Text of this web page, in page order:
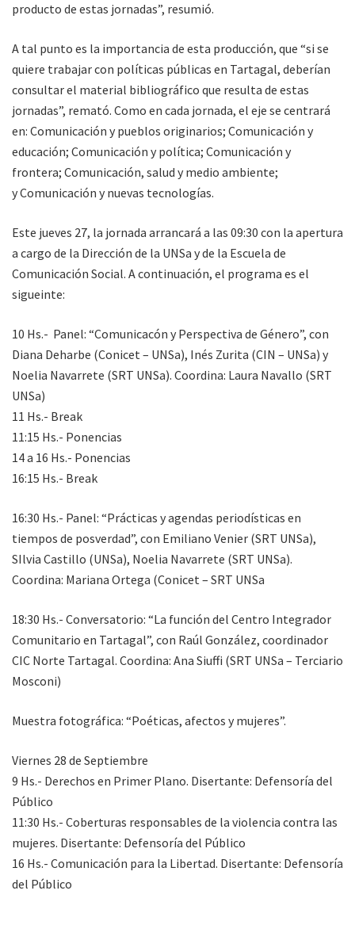
producto de estas jornadas”, resumió.
A tal punto es la importancia de esta producción, que “si se
quiere trabajar con políticas públicas en Tartagal, deberían
consultar el material bibliográfico que resulta de estas
jornadas”, remató. Como en cada jornada, el eje se centrará
en: Comunicación y pueblos originarios; Comunicación y
educación; Comunicación y política; Comunicación y
frontera; Comunicación, salud y medio ambiente;
y Comunicación y nuevas tecnologías.
Este jueves 27, la jornada arrancará a las 09:30 con la apertura
a cargo de la Dirección de la UNSa y de la Escuela de
Comunicación Social. A continuación, el programa es el
sigueinte:
10 Hs.- Panel: “Comunicacón y Perspectiva de Género”, con
Diana Deharbe (Conicet – UNSa), Inés Zurita (CIN – UNSa) y
Noelia Navarrete (SRT UNSa). Coordina: Laura Navallo (SRT
UNSa)
11 Hs.- Break
11:15 Hs.- Ponencias
14 a 16 Hs.- Ponencias
16:15 Hs.- Break
16:30 Hs.- Panel: “Prácticas y agendas periodísticas en
tiempos de posverdad”, con Emiliano Venier (SRT UNSa),
SIlvia Castillo (UNSa), Noelia Navarrete (SRT UNSa).
Coordina: Mariana Ortega (Conicet – SRT UNSa
18:30 Hs.- Conversatorio: “La función del Centro Integrador
Comunitario en Tartagal”, con Raúl González, coordinador
CIC Norte Tartagal. Coordina: Ana Siuffi (SRT UNSa – Terciario
Mosconi)
Muestra fotográfica: “Poéticas, afectos y mujeres”.
Viernes 28 de Septiembre
9 Hs.- Derechos en Primer Plano. Disertante: Defensoría del
Público
11:30 Hs.- Coberturas responsables de la violencia contra las
mujeres. Disertante: Defensoría del Público
16 Hs.- Comunicación para la Libertad. Disertante: Defensoría
del Público